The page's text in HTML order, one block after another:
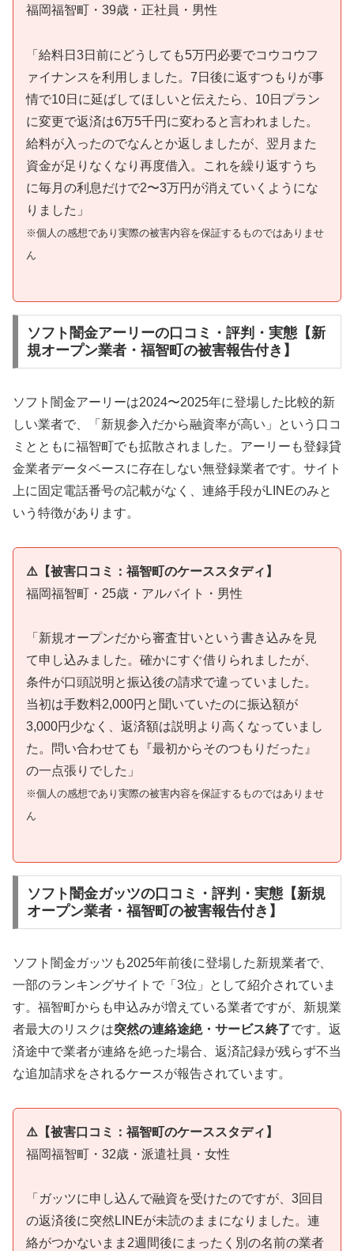
福岡福智町・39歳・正社員・男性
「給料日3日前にどうしても5万円必要でコウコウフ
ァイナンスを利用しました。7日後に返すつもりが事
情で10日に延ばしてほしいと伝えたら、10日プラン
に変更で返済は6万5千円に変わると言われました。
給料が入ったのでなんとか返しましたが、翌月また
資金が足りなくなり再度借入。これを繰り返すうち
に毎月の利息だけで2〜3万円が消えていくようにな
りました」
※個人の感想であり実際の被害内容を保証するものではありませ
ん
ソフト闇金アーリーの口コミ・評判・実態【新
規オープン業者・福智町の被害報告付き】
ソフト闇金アーリーは2024〜2025年に登場した比較的新
しい業者で、「新規参入だから融資率が高い」という口コ
ミとともに福智町でも拡散されました。アーリーも登録貸
金業者データベースに存在しない無登録業者です。サイト
上に固定電話番号の記載がなく、連絡手段がLINEのみと
いう特徴があります。
⚠️【被害口コミ：福智町のケーススタディ】
福岡福智町・25歳・アルバイト・男性
「新規オープンだから審査甘いという書き込みを見
て申し込みました。確かにすぐ借りられましたが、
条件が口頭説明と振込後の請求で違っていました。
当初は手数料2,000円と聞いていたのに振込額が
3,000円少なく、返済額は説明より高くなっていまし
た。問い合わせても『最初からそのつもりだった』
の一点張りでした」
※個人の感想であり実際の被害内容を保証するものではありませ
ん
ソフト闇金ガッツの口コミ・評判・実態【新規
オープン業者・福智町の被害報告付き】
ソフト闇金ガッツも2025年前後に登場した新規業者で、
一部のランキングサイトで「3位」として紹介されていま
す。福智町からも申込みが増えている業者ですが、新規業
者最大のリスクは突然の連絡途絶・サービス終了です。返
済途中で業者が連絡を絶った場合、返済記録が残らず不当
な追加請求をされるケースが報告されています。
⚠️【被害口コミ：福智町のケーススタディ】
福岡福智町・32歳・派遣社員・女性
「ガッツに申し込んで融資を受けたのですが、3回目
の返済後に突然LINEが未読のままになりました。連
絡がつかないまま2週間後にまったく別の名前の業者